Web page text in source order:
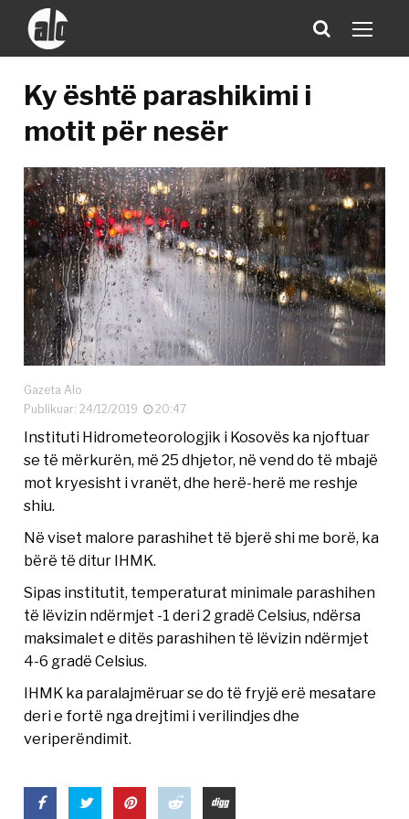
Ky është parashikimi i
motit për nesër
Gazeta Alo
Publikuar: 24/12/2019
20:47
Instituti Hidrometeorologjik i Kosovës ka njoftuar
se të mërkurën, më 25 dhjetor, në vend do të mbajë
mot kryesisht i vranët, dhe herë-herë me reshje
shiu.
Në viset malore parashihet të bjerë shi me borë, ka
bërë të ditur IHMK.
Sipas institutit, temperaturat minimale parashihen
të lëvizin ndërmjet -1 deri 2 gradë Celsius, ndërsa
maksimalet e ditës parashihen të lëvizin ndërmjet
4-6 gradë Celsius.
IHMK ka paralajmëruar se do të fryjë erë mesatare
deri e fortë nga drejtimi i verilindjes dhe
veriperëndimit.